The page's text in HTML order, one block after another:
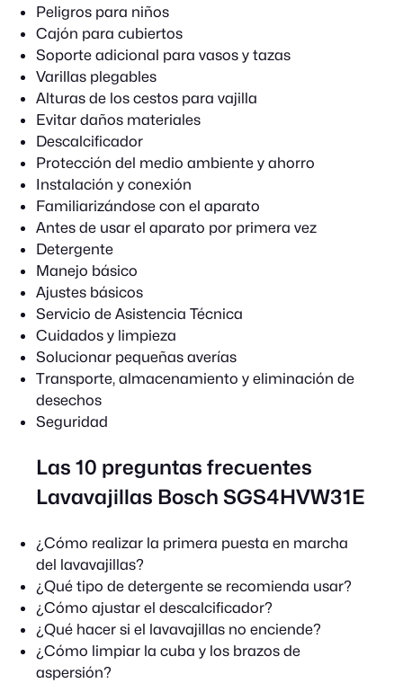
Peligros para niños
Cajón para cubiertos
Soporte adicional para vasos y tazas
Varillas plegables
Alturas de los cestos para vajilla
Evitar daños materiales
Descalcificador
Protección del medio ambiente y ahorro
Instalación y conexión
Familiarizándose con el aparato
Antes de usar el aparato por primera vez
Detergente
Manejo básico
Ajustes básicos
Servicio de Asistencia Técnica
Cuidados y limpieza
Solucionar pequeñas averías
Transporte, almacenamiento y eliminación de
desechos
Seguridad
Las 10 preguntas frecuentes
Lavavajillas Bosch SGS4HVW31E
¿Cómo realizar la primera puesta en marcha
del lavavajillas?
¿Qué tipo de detergente se recomienda usar?
¿Cómo ajustar el descalcificador?
¿Qué hacer si el lavavajillas no enciende?
¿Cómo limpiar la cuba y los brazos de
aspersión?